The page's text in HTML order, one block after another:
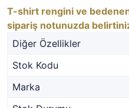
T-shirt rengini ve
sipariş notunuzda
Diğer Özellikler
Stok Kodu
Marka